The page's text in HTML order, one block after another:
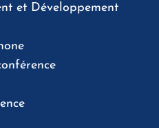
et Développement